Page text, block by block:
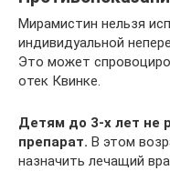
Мирамистин нельзя
индивидуальной
Это может
отек Квинке.
Детям до 3-х лет не
препарат. В этом
назначить лечащий